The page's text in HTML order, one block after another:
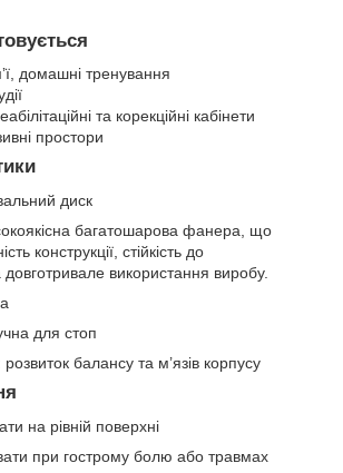
домашні тренування
та корекційні кабінети
простори
диск
багатошарова фанера, що
конструкції, стійкість до
використання виробу.
для стоп
балансу та м’язів корпусу
на рівній поверхні
при гострому болю або травмах